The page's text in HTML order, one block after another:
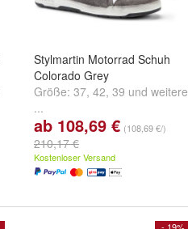
Stylmartin Motorrad Schuh
Colorado Grey
Größe: 37, 42, 39 und weitere
...
ab 108,69 € (108,69 €/)
210,17 €
Kostenloser Versand